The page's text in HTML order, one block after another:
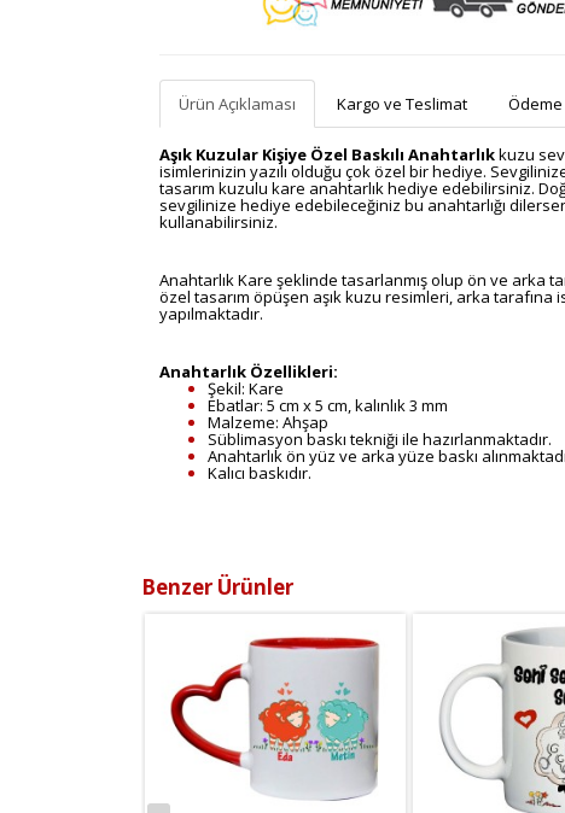
Ürün Açıklaması Kargo ve Teslimat
Aşık Kuzular Kişiye Özel Baskılı Anahtarlıkkuzu
isimlerinizin yazılı olduğu çok özel bir hediye.
tasarım kuzulu kare anahtarlık hediye edebilirsiniz.
sevgilinize hediye edebileceğiniz bu anahtarlığı
kullanabilirsiniz.
Anahtarlık Kare şeklinde tasarlanmış olup ön ve arka
özel tasarım öpüşen aşık kuzu resimleri, arka
yapılmaktadır.
Anahtarlık Özellikleri:
Şekil: Kare
Ebatlar: 5 cm x 5 cm, kalınlık 3 mm
Malzeme: Ahşap
Süblimasyon baskı tekniği ile hazırlanmaktadır.
Anahtarlık ön yüz ve arka yüze baskı
Kalıcı baskıdır.
Benzer Ürünler